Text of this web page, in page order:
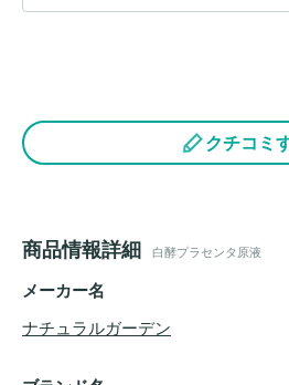
クチコミ
商品情報詳細 白酵プラセンタ原液
メーカー名
ナチュラルガーデン